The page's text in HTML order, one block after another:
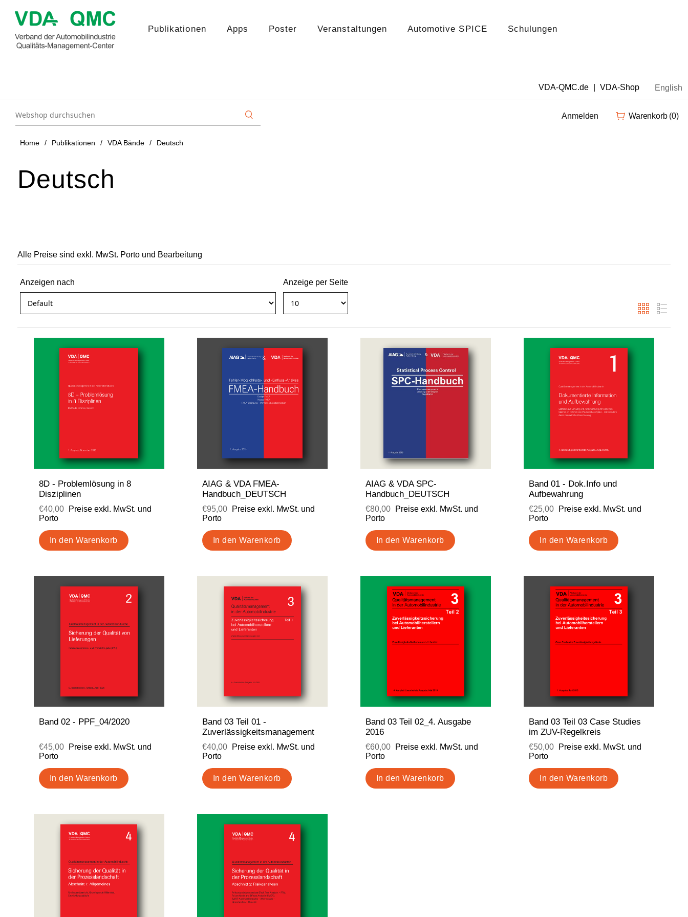
Publikationen Apps Poster Veranstaltungen Automotive SPICE Schulungen
VDA-QMC.de VDA-Shop English
Anmelden Warenkorb (0)
Home / Publikationen / VDA Bände / Deutsch
Deutsch
Alle Preise sind exkl. MwSt. Porto und Bearbeitung
Anzeigen nach Anzeige per Seite
8D - Problemlösung in 8
Disziplinen
€40,00
Preise exkl. MwSt. und
Porto
AIAG & VDA FMEA-
Handbuch_DEUTSCH
€95,00
Preise exkl. MwSt. und
Porto
AIAG & VDA SPC-
Handbuch_DEUTSCH
€80,00
Preise exkl. MwSt. und
Porto
Band 01 - Dok.Info und
Aufbewahrung
€25,00
Preise exkl. MwSt. und
Porto
Band 02 - PPF_04/2020
€45,00
Preise exkl. MwSt. und
Porto
Band 03 Teil 01 -
Zuverlässigkeitsmanagement
€40,00
Preise exkl. MwSt. und
Porto
Band 03 Teil 02_4. Ausgabe
2016
€60,00
Preise exkl. MwSt. und
Porto
Band 03 Teil 03 Case Studies
im ZUV-Regelkreis
€50,00
Preise exkl. MwSt. und
Porto